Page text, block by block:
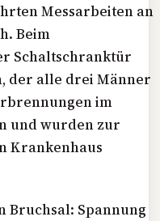
Messarbeiten an
Beim
Schaltschranktür
der alle drei Männer
im
und wurden zur
Krankenhaus
Bruchsal: Spannung